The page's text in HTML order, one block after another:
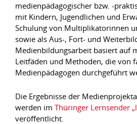
medienpädagogischer bzw. -
mit Kindern, Jugendlichen und
Schulung von Multiplikatorinnen
sowie als Aus-, Fort- und
Medienbildungsarbeit basiert auf
Leitfäden und Methoden, die von
Medienpädagogen durchgeführt
Die Ergebnisse der
werden im Thüringer Lernsender
veröffentlicht.